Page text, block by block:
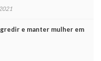
e manter mulher em